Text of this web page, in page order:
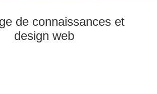
de connaissances et
design web